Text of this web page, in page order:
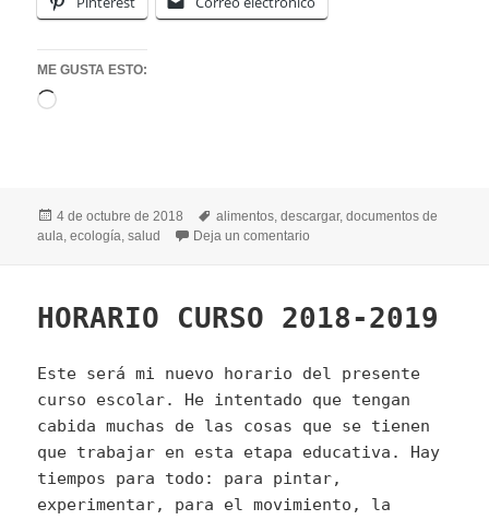
ME GUSTA ESTO:
Cargando...
Publicado
el
4 de octubre de 2018 Etiquetas
alimentos ,descargar,documentos de
aula ,ecología ,salud Deja un comentario
HORARIO CURSO 2018-2019
Este será mi nuevo horario del presente
curso escolar. He intentado que tengan
cabida muchas de las cosas que se tienen
que trabajar en esta etapa educativa. Hay
tiempos para todo: para pintar,
experimentar, para el movimiento, la